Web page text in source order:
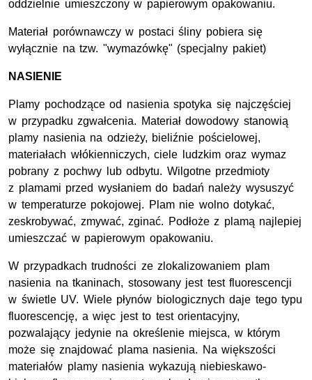
oddzielnie umieszczony w papierowym opakowaniu.
Materiał porównawczy w postaci śliny pobiera się
wyłącznie na tzw. "wymazówkę" (specjalny pakiet)
NASIENIE
Plamy pochodzące od nasienia spotyka się najczęściej
w przypadku zgwałcenia. Materiał dowodowy stanowią
plamy nasienia na odzieży, bieliźnie pościelowej,
materiałach włókienniczych, ciele ludzkim oraz wymaz
pobrany z pochwy lub odbytu. Wilgotne przedmioty
z plamami przed wysłaniem do badań należy wysuszyć
w temperaturze pokojowej. Plam nie wolno dotykać,
zeskrobywać, zmywać, zginać. Podłoże z plamą najlepiej
umieszczać w papierowym opakowaniu.
W przypadkach trudności ze zlokalizowaniem plam
nasienia na tkaninach, stosowany jest test fluorescencji
w świetle UV. Wiele płynów biologicznych daje tego typu
fluorescencję, a więc jest to test orientacyjny,
pozwalający jedynie na określenie miejsca, w którym
może się znajdować plama nasienia. Na większości
materiałów plamy nasienia wykazują niebieskawo-